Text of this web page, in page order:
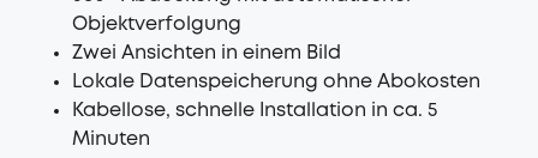
Objektverfolgung
Zwei Ansichten in einem Bild
Lokale Datenspeicherung ohne Abokosten
Kabellose, schnelle Installation in ca. 5
Minuten